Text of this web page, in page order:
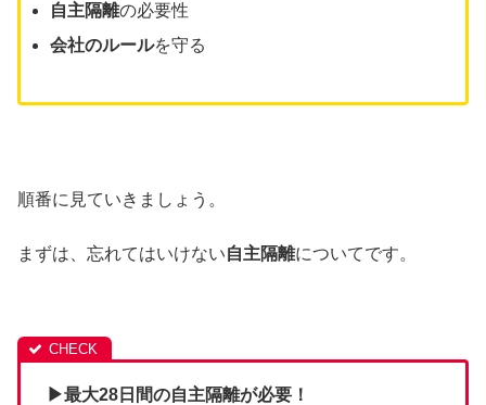
自主隔離の必要性
会社のルールを守る
順番に見ていきましょう。
まずは、忘れてはいけない自主隔離についてです。
▶︎最大28日間の自主隔離が必要！